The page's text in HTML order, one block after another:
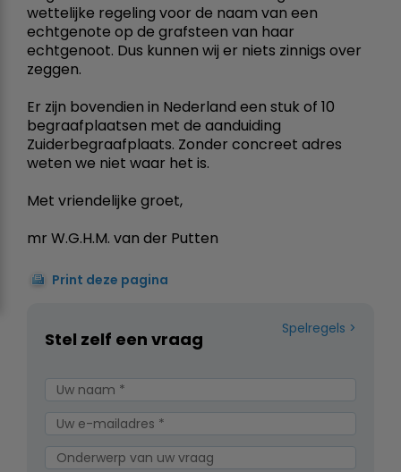
wettelijke regeling voor de naam van een
echtgenote op de grafsteen van haar
echtgenoot. Dus kunnen wij er niets zinnigs over
zeggen.
Er zijn bovendien in Nederland een stuk of 10
begraafplaatsen met de aanduiding
Zuiderbegraafplaats. Zonder concreet adres
weten we niet waar het is.
Met vriendelijke groet,
mr W.G.H.M. van der Putten
Print deze pagina
Spelregels
Stel zelf een vraag